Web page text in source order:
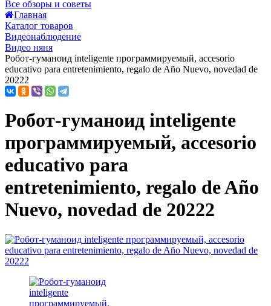
Все обзоры и советы
Главная
Каталог товаров
Видеонаблюдение
Видео няня
Робот-гуманоид inteligente программируемый, accesorio
educativo para entretenimiento, regalo de Año Nuevo, novedad de
20222
Робот-гуманоид inteligente
программируемый, accesorio
educativo para
entretenimiento, regalo de Año
Nuevo, novedad de 20222